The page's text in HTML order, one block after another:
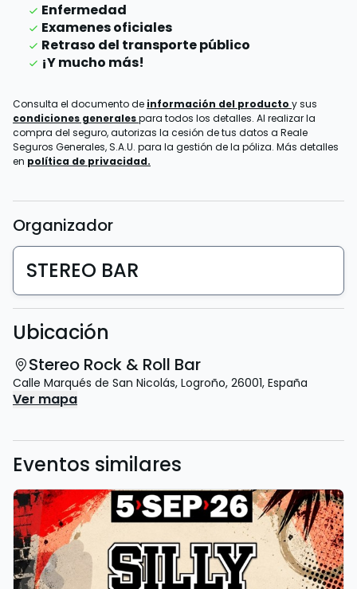
Enfermedad
Examenes oficiales
Retraso del transporte público
¡Y mucho más!
Consulta el documento de información del producto y sus
condiciones generalespara todos los detalles. Al realizar la
compra del seguro, autorizas la cesión de tus datos a Reale
Seguros Generales, S.A.U. para la gestión de la póliza. Más detalles
en política de privacidad.
Organizador
STEREO BAR
Ubicación
Stereo Rock & Roll Bar
Calle Marqués de San Nicolás, Logroño, 26001, España
Ver mapa
Eventos similares